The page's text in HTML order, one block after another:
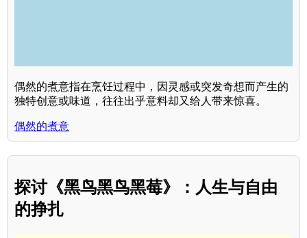
偶然的煮意指在烹饪过程中，因灵感或突发奇想而产生的
独特创意或味道，往往出乎意料却又给人带来惊喜。
偶然的煮意
探讨《黑鸟黑鸟黑莓》：人生与自由
的挣扎